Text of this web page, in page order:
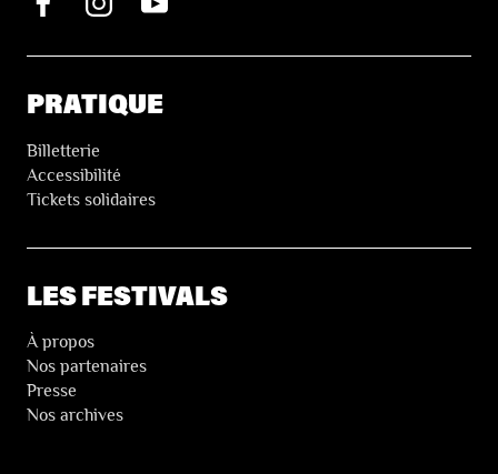
PRATIQUE
Billetterie
Accessibilité
Tickets solidaires
LES FESTIVALS
À propos
Nos partenaires
Presse
Nos archives